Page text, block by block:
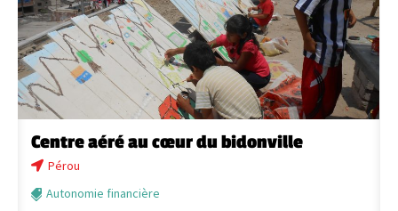
Centre aéré au cœur du bidonville
Pérou
Autonomie financière